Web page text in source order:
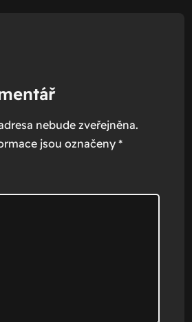
nebude zveřejněna.
jsou označeny *